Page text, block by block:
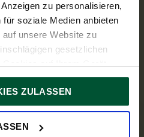
zu personalisieren,
soziale Medien anbieten
unsere Website zu
gesetzlichen
Betrieb unserer Website
alle anderen Cookie-Typen
jederzeit in der
ZULASSEN
Sie einen Überblick
neuer und
Interpretationen und
der